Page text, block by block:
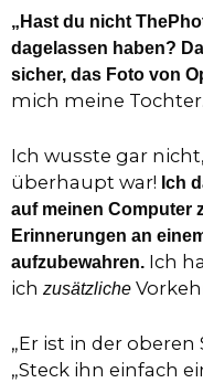
„Hast du nicht
dagelassen haben?
sicher, das Foto von
mich meine Tochter.
Ich wusste gar
überhaupt war! Ich
auf meinen Computer
Erinnerungen an
aufzubewahren. Ich
ich zusätzliche
„Er ist in der
„Steck ihn einfach